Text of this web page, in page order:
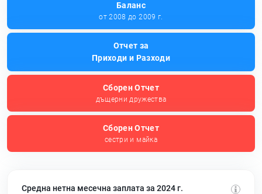
Баланс
от 2008 до 2009 г.
Отчет за
Приходи и Разходи
Сборен Отчет
дъщерни дружества
Сборен Отчет
сестри и майка
Средна нетна месечна заплата за 2024 г.